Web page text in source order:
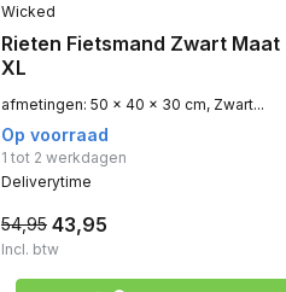
Wicked
Rieten Fietsmand Zwart Maat
XL
afmetingen: 50 x 40 x 30 cm, Zwart...
Op voorraad
1 tot 2 werkdagen
Deliverytime
54,95 43,95
Incl. btw